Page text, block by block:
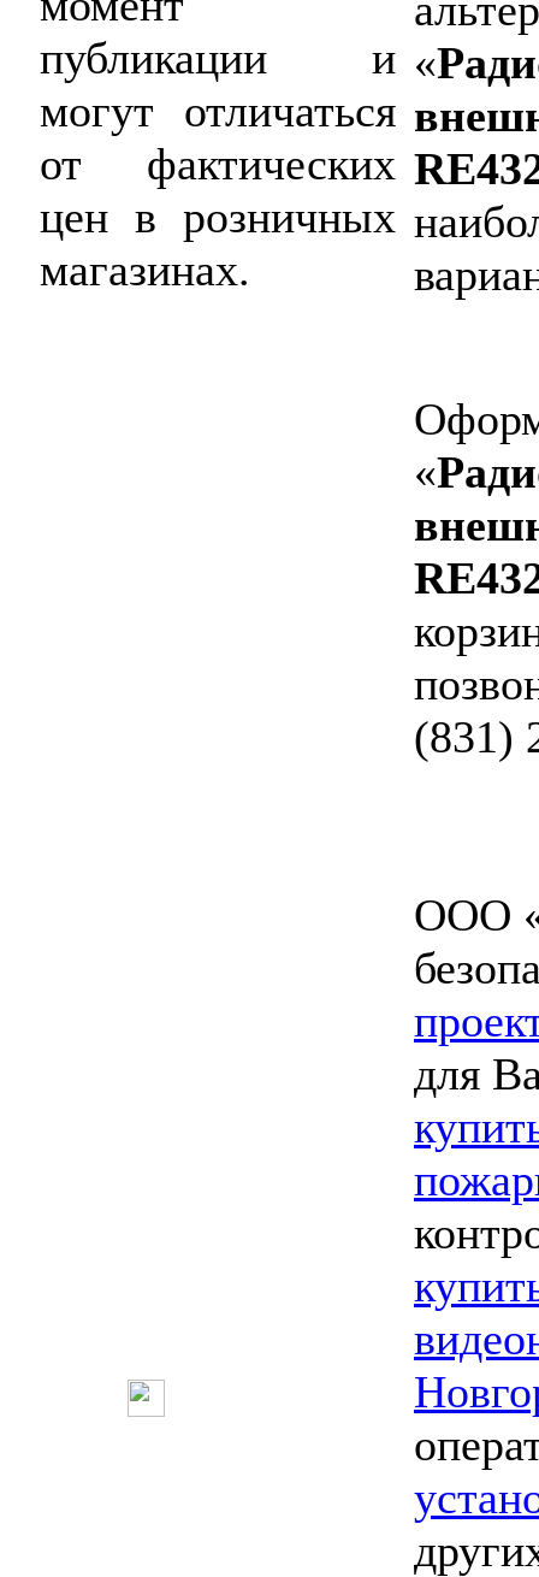
публикации и
могут отличаться
от фактических
цен в розничных
магазинах.
«
«
(831)
ООО
для